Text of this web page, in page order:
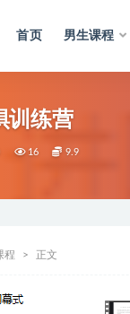
首页 男生课程
训练营
16 9.9
程 正文